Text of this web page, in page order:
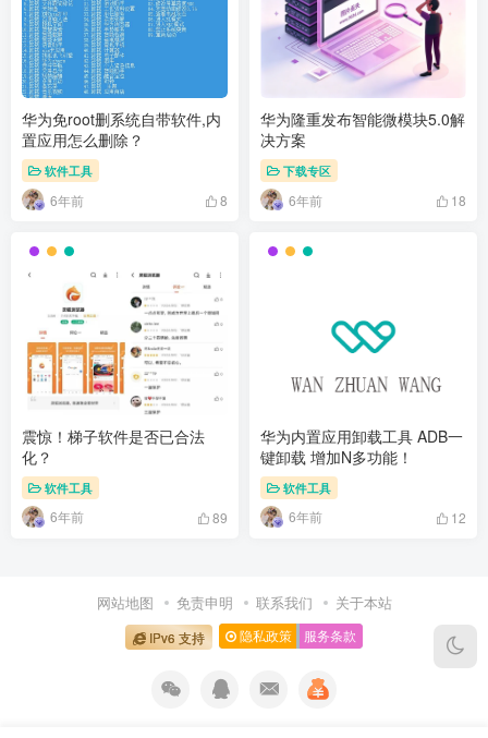
华为免root删系统自带软件,内
置应用怎么删除？
软件工具
6年前 8
华为隆重发布智能微模块5.0解
决方案
下载专区
6年前 18
震惊！梯子软件是否已合法
化？
软件工具
6年前 89
华为内置应用卸载工具 ADB一
键卸载 增加N多功能！
软件工具
6年前 12
网站地图 免责申明 联系我们 关于本站
IPv6 支持 隐私政策 服务条款